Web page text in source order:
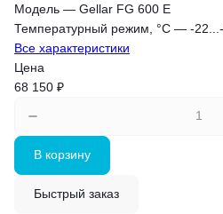
Модель — Gellar FG 600 E
Температурный режим, °С — -
Все характеристики
Цена
68 150 ₽
В корзину
Быстрый заказ